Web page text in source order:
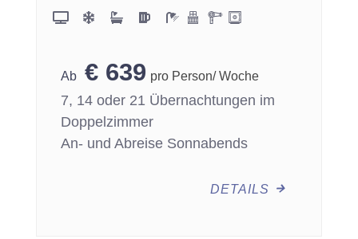
€ 639 pro Person/ Woche
7, 14 oder 21 Übernachtungen im
Doppelzimmer
An- und Abreise Sonnabends
DETAILS